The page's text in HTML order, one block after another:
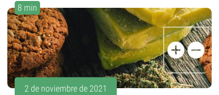
8 min
2 de noviembre de 2021